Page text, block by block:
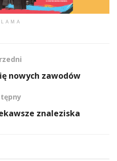
nowych zawodów
znaleziska